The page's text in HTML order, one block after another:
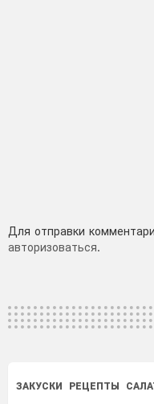
Добавить
комментарий
Для отправки
авторизоваться.
ЗАКУСКИ РЕЦЕПТЫ